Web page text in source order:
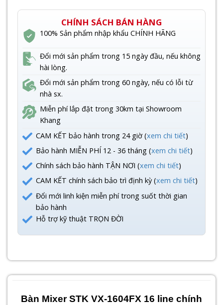
CHÍNH SÁCH BÁN HÀNG
100% Sản phẩm nhập khẩu CHÍNH HÃNG
Đổi mới sản phẩm trong 15 ngày đầu, nếu không
hài lòng.
Đổi mới sản phẩm trong 60 ngày, nếu có lỗi từ
nhà sx.
Miễn phí lắp đặt trong 30km tại Showroom
Khang
CAM KẾT bảo hành trong 24 giờ (xem chi tiết)
Bảo hành MIỄN PHÍ 12 - 36 tháng (xem chi tiết)
Chính sách bảo hành TẬN NƠI (xem chi tiết)
CAM KẾT chính sách bảo trì định kỳ (xem chi tiết)
Đổi mới linh kiện miễn phí trong suốt thời gian
bảo hành
Hỗ trợ kỹ thuật TRỌN ĐỜI
Bàn Mixer STK VX-1604FX 16 line chính